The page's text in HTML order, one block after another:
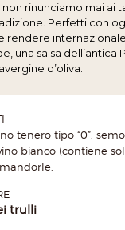
non rinunciamo mai ai
Perfetti con
rendere
una salsa
d’oliva.
tenero tipo “0”,
bianco (contiene
trulli